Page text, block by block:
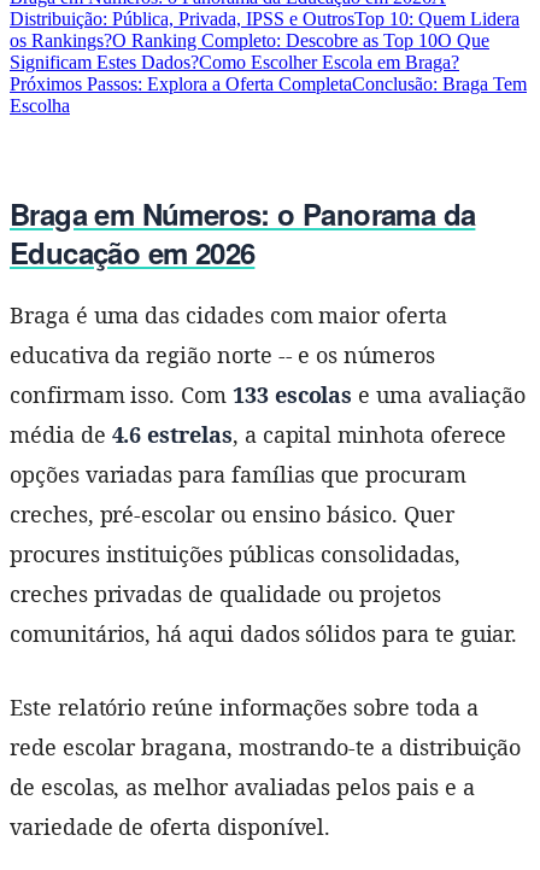
Distribuição: Pública, Privada, IPSS e OutrosTop 10: Quem Lidera
os Rankings?O Ranking Completo: Descobre as Top 10O Que
Significam Estes Dados?Como Escolher Escola em Braga?
Próximos Passos: Explora a Oferta CompletaConclusão: Braga Tem
Escolha
Braga em Números: o Panorama da
Educação em 2026
Braga é uma das cidades com maior oferta
educativa da região norte -- e os números
confirmam isso. Com 133 escolas e uma avaliação
média de 4.6 estrelas, a capital minhota oferece
opções variadas para famílias que procuram
creches, pré-escolar ou ensino básico. Quer
procures instituições públicas consolidadas,
creches privadas de qualidade ou projetos
comunitários, há aqui dados sólidos para te guiar.
Este relatório reúne informações sobre toda a
rede escolar bragana, mostrando-te a distribuição
de escolas, as melhor avaliadas pelos pais e a
variedade de oferta disponível.